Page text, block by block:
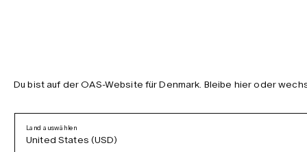
Du bist auf der OAS-Website für Denmark. Bleibe hier oder
Land auswählen
United States (USD)